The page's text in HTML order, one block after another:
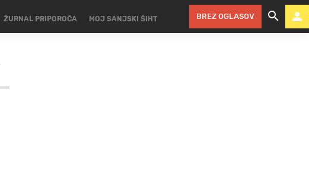
ŽURNAL PRIPOROČA MOJ SANJSKI ŠIHT BREZ OGLASOV